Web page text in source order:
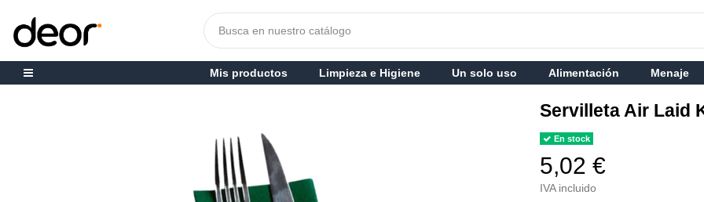
Mis productos Limpieza e Higiene Un solo uso Alimentación Menaje
Servilleta Air Laid
En stock
5,02 €
IVA incluido